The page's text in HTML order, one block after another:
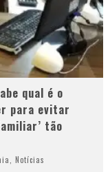
qual é o
para evitar
tão
, Notícias